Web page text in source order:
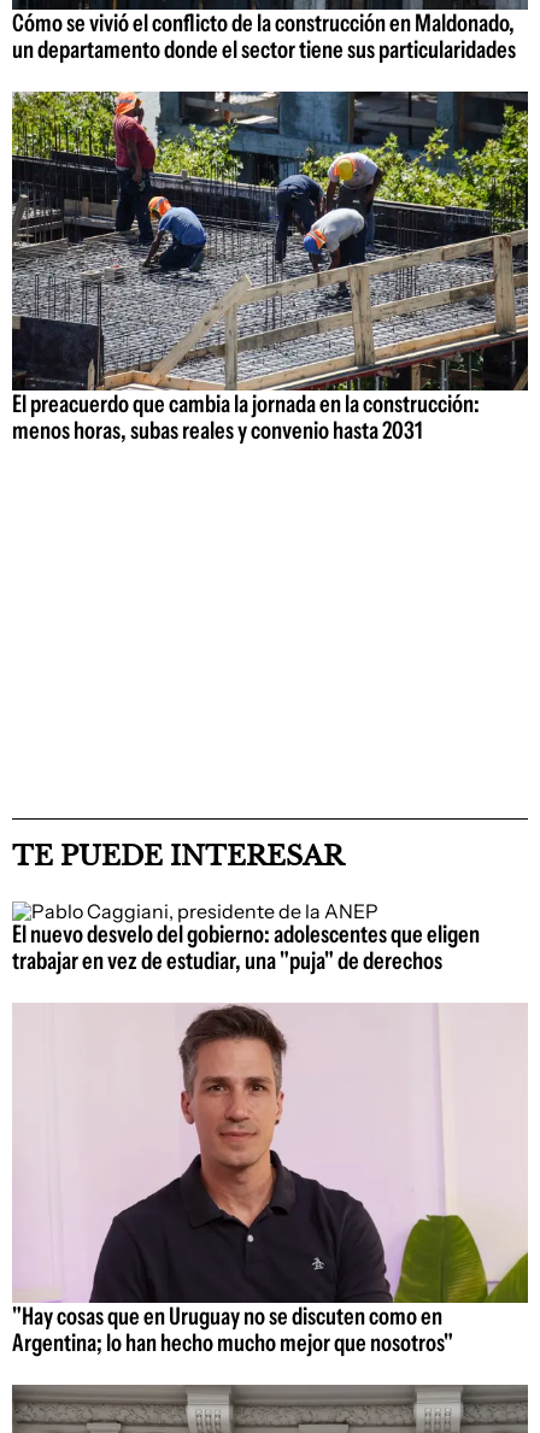
Cómo se vivió el conflicto de la construcción en Maldonado,
un departamento donde el sector tiene sus particularidades
El preacuerdo que cambia la jornada en la construcción:
menos horas, subas reales y convenio hasta 2031
TE PUEDE INTERESAR
El nuevo desvelo del gobierno: adolescentes que eligen
trabajar en vez de estudiar, una "puja" de derechos
"Hay cosas que en Uruguay no se discuten como en
Argentina; lo han hecho mucho mejor que nosotros"